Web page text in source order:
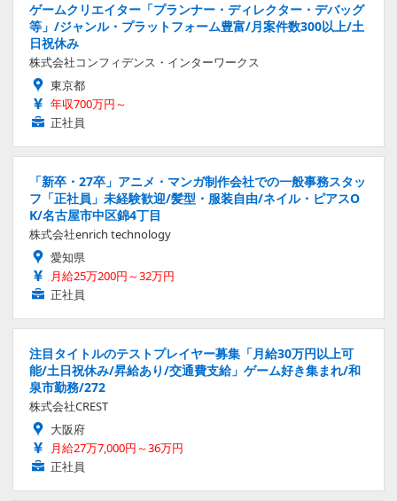
ゲームクリエイター「プランナー・ディレクター・デバッグ
等」/ジャンル・プラットフォーム豊富/月案件数300以上/土
日祝休み
株式会社コンフィデンス・インターワークス
東京都
年収700万円～
正社員
「新卒・27卒」アニメ・マンガ制作会社での一般事務スタッ
フ「正社員」未経験歓迎/髪型・服装自由/ネイル・ピアスO
K/名古屋市中区錦4丁目
株式会社enrich technology
愛知県
月給25万200円～32万円
正社員
注目タイトルのテストプレイヤー募集「月給30万円以上可
能/土日祝休み/昇給あり/交通費支給」ゲーム好き集まれ/和
泉市勤務/272
株式会社CREST
大阪府
月給27万7,000円～36万円
正社員